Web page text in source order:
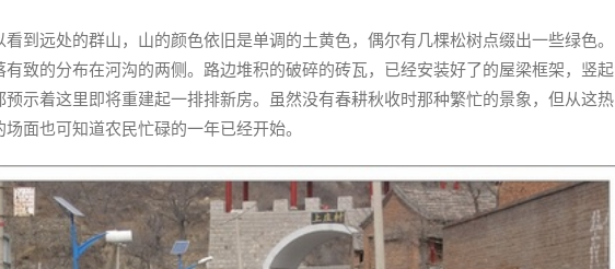
到远处的群山，山的颜色依旧是单调的土黄色，偶尔有几棵松树点缀出一些绿色。
有致的分布在河沟的两侧。路边堆积的破碎的砖瓦，已经安装好了的屋梁框架，竖起
预示着这里即将重建起一排排新房。虽然没有春耕秋收时那种繁忙的景象，但从这热
面也可知道农民忙碌的一年已经开始。